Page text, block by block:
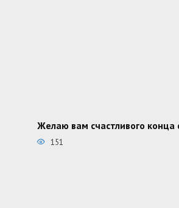
Желаю вам счастливого конца
151